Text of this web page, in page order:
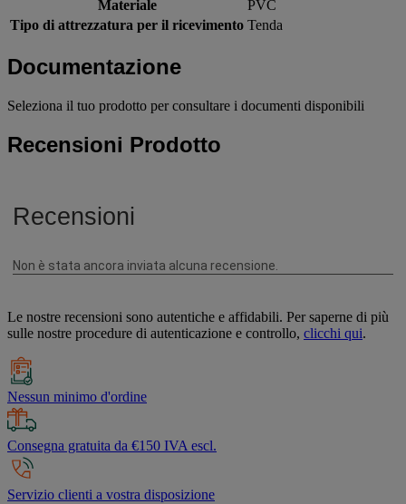
Materiale
PVC
Tipo di attrezzatura per il ricevimento Tenda
Documentazione
Seleziona il tuo prodotto per consultare i documenti disponibili
Recensioni Prodotto
Le nostre recensioni sono autentiche e affidabili. Per saperne di più
sulle nostre procedure di autenticazione e controllo, clicchi qui.
Nessun minimo d'ordine
Consegna gratuita da €150 IVA escl.
Servizio clienti a vostra disposizione